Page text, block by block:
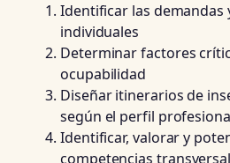
Identificar las demandas
individuales
Determinar factores
ocupabilidad
Diseñar itinerarios de
según el perfil
Identificar, valorar y
competencias